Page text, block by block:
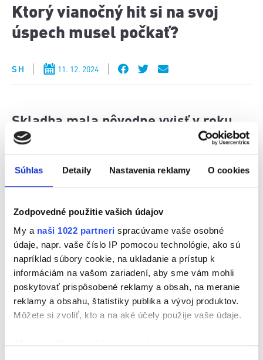
Súhlas Detaily Nastavenia reklamy O cookies
Zodpovedné použitie vašich údajov
My a naši 1022 partneri spracúvame vaše osobné
údaje, napr. vaše číslo IP pomocou technológie, ako sú
napríklad súbory cookie, na ukladanie a prístup k
informáciám na vašom zariadení, aby sme vám mohli
poskytovať prispôsobené reklamy a obsah, na meranie
reklamy a obsahu, štatistiky publika a vývoj produktov.
Môžete si zvoliť, kto a na aké účely použije vaše údaje.
Ak to povolíte, chceli by sme tiež:
Ktorý vianočný hit si na svoj
úspech musel počkať?
S H 11. 12. 2024
Skladba mala pôvodne vyjsť v roku
1984. Nestalo sa tak, no výsledok, aj
keď neskôr, stál za to!